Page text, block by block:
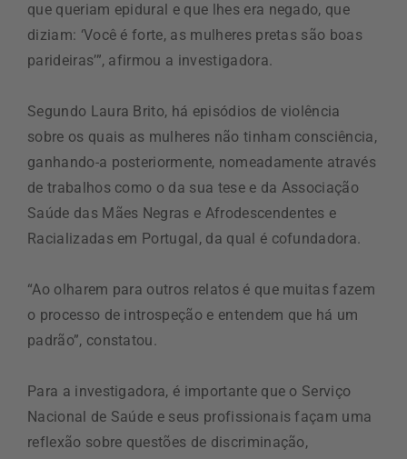
que queriam epidural e que lhes era negado, que
diziam: ‘Você é forte, as mulheres pretas são boas
parideiras’”, afirmou a investigadora.
Segundo Laura Brito, há episódios de violência
sobre os quais as mulheres não tinham consciência,
ganhando-a posteriormente, nomeadamente através
de trabalhos como o da sua tese e da Associação
Saúde das Mães Negras e Afrodescendentes e
Racializadas em Portugal, da qual é cofundadora.
“Ao olharem para outros relatos é que muitas fazem
o processo de introspeção e entendem que há um
padrão”, constatou.
Para a investigadora, é importante que o Serviço
Nacional de Saúde e seus profissionais façam uma
reflexão sobre questões de discriminação,